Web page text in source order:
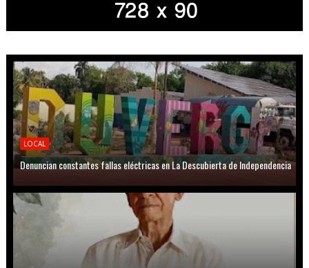
LOCAL
Denuncian constantes fallas eléctricas en La Descubierta de Independencia